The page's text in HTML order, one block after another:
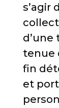
s’agir
d’une
tenue
fin
et